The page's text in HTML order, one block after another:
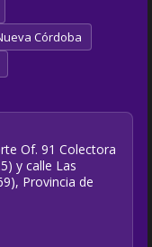
Córdoba
Of. 91 Colectora
y calle Las
Provincia de